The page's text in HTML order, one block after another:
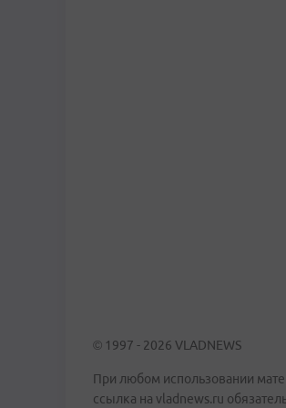
© 1997 - 2026 VLADNEWS
При любом использовании
ссылка на vladnews.ru